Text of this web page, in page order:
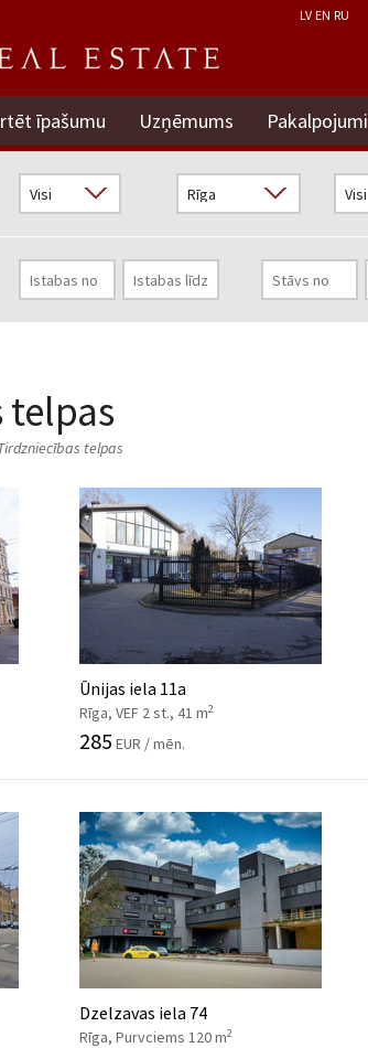
LV EN RU
īpašumu Uzņēmums Pakalpojumi
telpas
telpas
Ūnijas iela 11a
Rīga, VEF 2 st., 41 m2
285 EUR / mēn.
Dzelzavas iela 74
Rīga, Purvciems 120 m2